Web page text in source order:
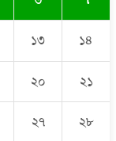
১৩ ১৪
২০ ২১
২৭ ২৮